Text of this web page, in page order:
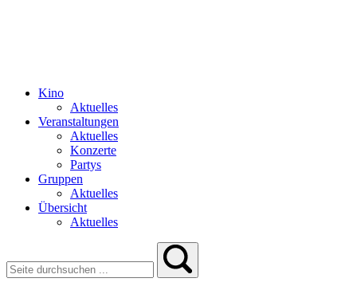
Kino
Aktuelles
Veranstaltungen
Aktuelles
Konzerte
Partys
Gruppen
Aktuelles
Übersicht
Aktuelles